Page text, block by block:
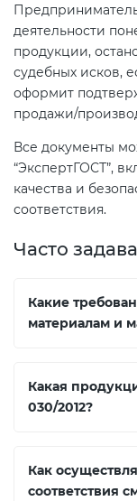
деятельности
продукции,
судебных исков,
оформит
продажи/
Все документы
“ЭкспертГОСТ”,
качества и
соответствия.
Часто
Какие
материалам и
Какая
030/2012?
Как
соответствия